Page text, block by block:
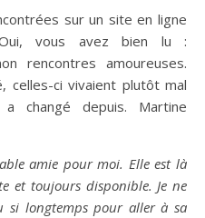
sur un site en ligne
vous avez bien lu :
rencontres amoureuses.
celles-ci vivaient plutôt mal
changé depuis. Martine
amie pour moi. Elle est là
et toujours disponible. Je ne
si longtemps pour aller à sa